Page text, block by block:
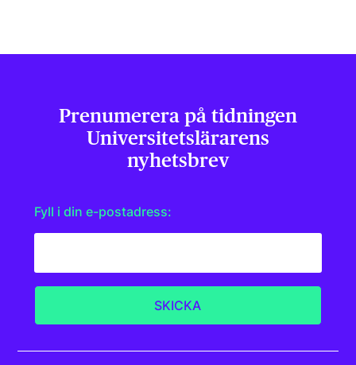
Prenumerera på tidningen
Universitets­lärarens
nyhetsbrev
Fyll i din e-postadress: